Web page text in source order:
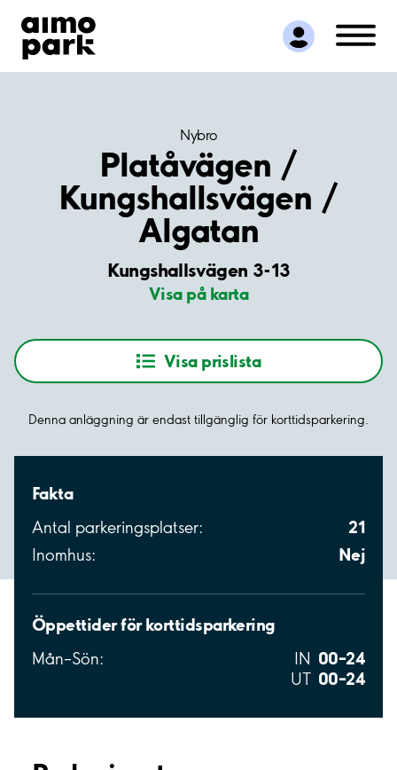
Hitta parkering
Samarbete
Kundservice
Nybro
Platåvägen /
Kungshallsvägen /
Algatan
Kungshallsvägen 3-13
Visa på karta
Visa prislista
Denna anläggning är endast tillgänglig för korttidsparkering.
Fakta
Antal parkeringsplatser: 21
Inomhus: Nej
Öppettider för korttidsparkering
Mån–Sön: IN 00–24
UT 00–24